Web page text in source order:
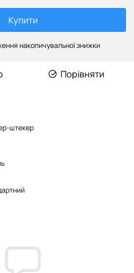
Купити
накопичувальної знижки
Порівняти
штекер